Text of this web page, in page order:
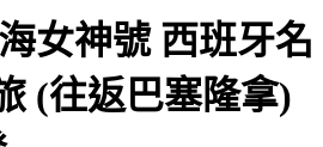
女神號 西班牙名
(往返巴塞隆拿)